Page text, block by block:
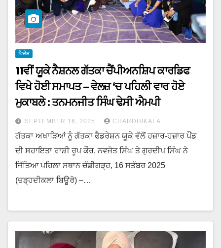
ਵਿਦੇਸ਼
11ਵੀਂ ਯੂਕੇ ਨੈਸ਼ਨਲ ਗੱਤਕਾ ਚੈਂਪੀਅਨਸ਼ਿਪ ਕਾਰਡਿਫ
ਵਿਖੇ ਹੋਈ ਸਮਾਪਤ – ਵੇਲਜ਼ ‘ਚ ਪਹਿਲੀ ਵਾਰ ਹੋਏ
ਮੁਕਾਬਲੇ : ਤਨਮਨਜੀਤ ਸਿੰਘ ਢੇਸੀ ਐਮਪੀ
SEPTEMBER 16, 2025 CHARDHIKALA
ਗੱਤਕਾ ਅਖਾੜਿਆਂ ਨੂੰ ਗੱਤਕਾ ਫੈਡਰੇਸ਼ਨ ਯੂਕੇ ਵੱਲੋਂ ਹਜ਼ਾਰ-ਹਜ਼ਾਰ ਪੌਂਡ
ਦੀ ਸਹਾਇਤਾ ਰਾਸ਼ੀ ਰੂਪ ਕੌਰ, ਨਵਜੋਤ ਸਿੰਘ ਤੇ ਗੁਰਦੀਪ ਸਿੰਘ ਨੇ
ਜਿੱਤਿਆ ਪਹਿਲਾ ਸਥਾਨ ਚੰਡੀਗੜ੍ਹ, 16 ਸਤੰਬਰ 2025
(ਚੜ੍ਹਦੀਕਲਾ ਬਿਊਰੋ) –…